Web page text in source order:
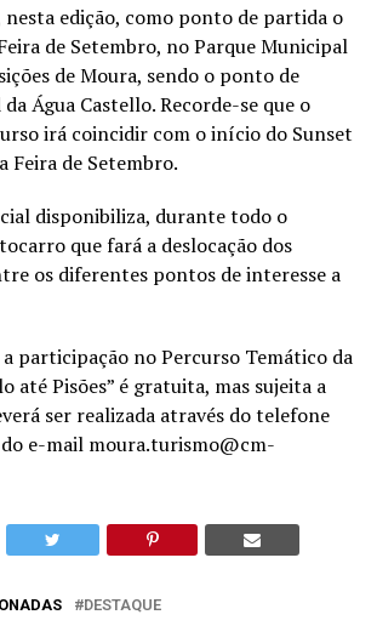
edição, como ponto de partida o
de Setembro, no Parque Municipal
de Moura, sendo o ponto de
Água Castello. Recorde-se que o
irá coincidir com o início do Sunset
Feira de Setembro.
disponibiliza, durante todo o
que fará a deslocação dos
os diferentes pontos de interesse a
participação no Percurso Temático da
até Pisões” é gratuita, mas sujeita a
ser realizada através do telefone
e-mail moura.turismo@cm-
DESTAQUE